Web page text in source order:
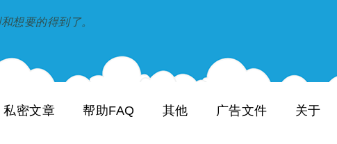
想要的得到了。
私密文章 帮助FAQ 其他 广告文件 关于